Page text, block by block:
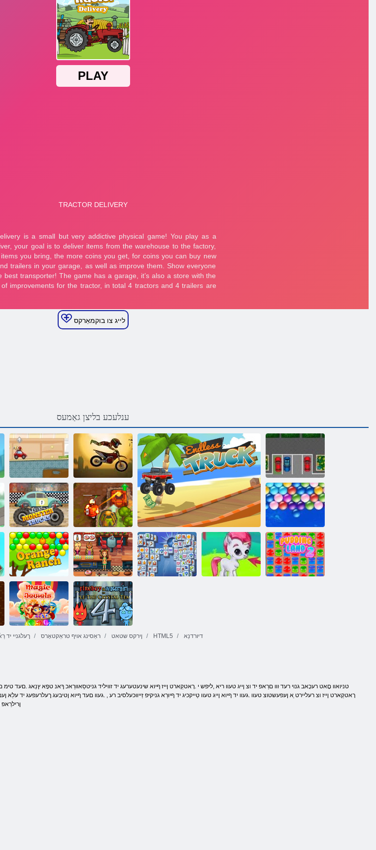
לייג צו בוקמאַרקס
ענלעכע בליצן גאַמעס
פּאַינטבאַלל
ראַסערס
ם3סק ָאטָאמ ןָאיססַאּפ גניקרַאּפ
סקַארט
רעטסנָאמ גניסַאר
2 רצוא ןטלאשעג סעלבבוב ףָאס
שטנַאר ץנַארַאמ
בייהנא וינ ס
ילימע קַאמשעג
שדקמה לַאטסירק
ךעלגניי ראַסינג אויף טראַקטאָרס ןירקס שטאט HTML5 דיורדנַא
רָאטקַארט ןייז וצ רעליירט ַא ןעּפעשטוצ טעוו .געוו יד ףיוא ןייג טעוו טַייקכיג יד ףיורַא גניקיּפ זַייווכעלסיב רע , .געוו םעד ףיוא ןטיבעג ךעלרעפעג יד